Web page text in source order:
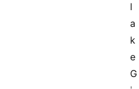
l
a
k
e
G